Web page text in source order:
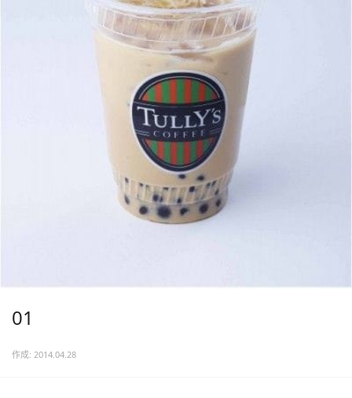
01
作成: 2014.04.28